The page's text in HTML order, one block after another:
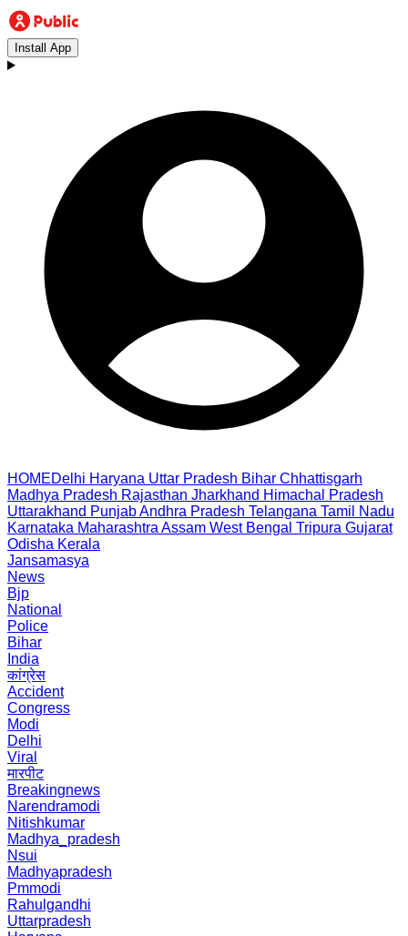
Install App
HOMEDelhi Haryana Uttar Pradesh Bihar Chhattisgarh
Madhya Pradesh Rajasthan Jharkhand Himachal Pradesh
Uttarakhand PunjabAndhra Pradesh Telangana Tamil Nadu
Karnataka Maharashtra Assam West Bengal Tripura Gujarat
Odisha Kerala
Jansamasya
News
Bjp
National
Police
Bihar
India
कांग्रेस
Accident
Congress
Modi
Delhi
Viral
मारपीट
Breakingnews
Narendramodi
Nitishkumar
Madhya_pradesh
Nsui
Madhyapradesh
Pmmodi
Rahulgandhi
Uttarpradesh